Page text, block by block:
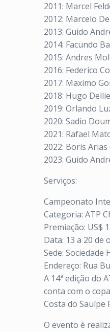
2011: Marcel
2012: Marcelo
2013: Guido
2014: Facundo
2015: Andres
2016: Federico
2017: Maximo
2018: Hugo
2019: Orlando
2020: Sadio
2021: Rafael
2022: Boris
2023: Guido
Serviços:
Campeonato
Categoria: ATP
Premiação: US$
Data: 13 a 20 de
Sede: Sociedade
Endereço: Rua
A 14ª edição do
conta com o
Costa do Sauípe
O evento é